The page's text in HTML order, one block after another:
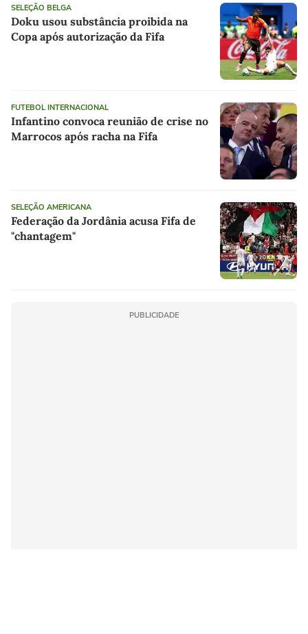
SELEÇÃO BELGA
Doku usou substância proibida na
Copa após autorização da Fifa
FUTEBOL INTERNACIONAL
Infantino convoca reunião de crise no
Marrocos após racha na Fifa
SELEÇÃO AMERICANA
Federação da Jordânia acusa Fifa de
"chantagem"
PUBLICIDADE